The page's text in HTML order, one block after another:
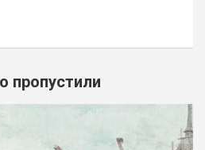
пропустили